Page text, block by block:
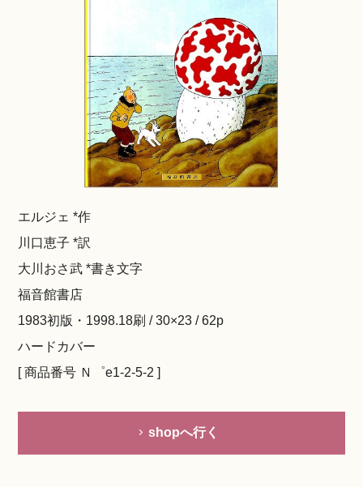
エルジェ *作
川口恵子 *訳
大川おさ武 *書き文字
福音館書店
1983初版・1998.18刷 / 30×23 / 62p
ハードカバー
[ 商品番号 Ｎ゜e1-2-5-2 ]
shopへ行く